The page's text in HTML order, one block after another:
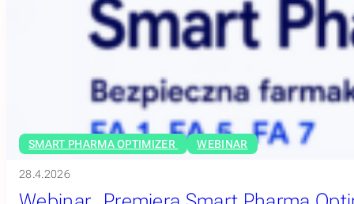
SMART PHARMA OPTIMIZER WEBINAR
28.4.2026